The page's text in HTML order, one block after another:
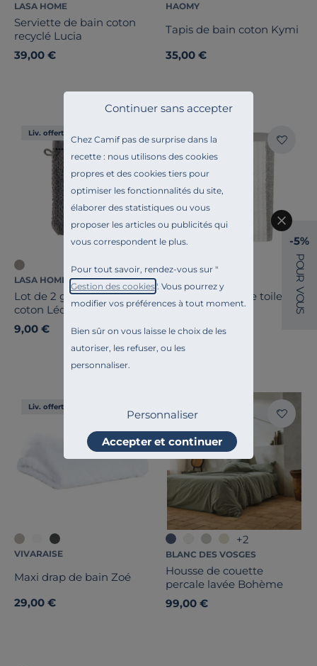
Chez Camif pas de surprise dans la
recette : nous utilisons des cookies
propres et des cookies tiers pour
optimiser les fonctionnalités du site,
élaborer des statistiques ou vous
proposer les articles ou publicités qui
vous correspondent le plus.
Pour tout savoir, rendez-vous sur "
Gestion des cookies". Vous pourrez y
modifier vos préférences à tout moment.
Bien sûr on vous laisse le choix de les
autoriser, les refuser, ou les
personnaliser.
Continuer sans accepter
Personnaliser
Accepter et continuer
LASA HOME
Serviette de bain coton
recyclé Lucia
39,00 €
HAOMY
Tapis de bain coton Kymi
35,00 €
Liv. offerte
LASA HOME
Lot de 2 gants de toilette
coton Léonardo
9,00 €
Lot de 2 gants de toilette
coton Lucia
9,00 €
Liv. offerte
VIVARAISE
Maxi drap de bain Zoé
29,00 €
+2
BLANC DES VOSGES
Housse de couette
percale lavée Bohème
99,00 €
-5%
P
O
U
R
V
O
U
S